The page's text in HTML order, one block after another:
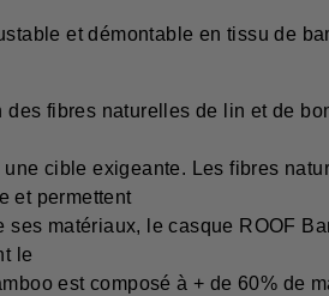
et démontable en tissu de
fibres naturelles de lin et de
cible exigeante. Les fibres
et permettent
matériaux, le casque ROOF
le
est composé à + de 60% de